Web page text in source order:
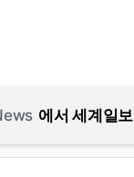
에서 세계일